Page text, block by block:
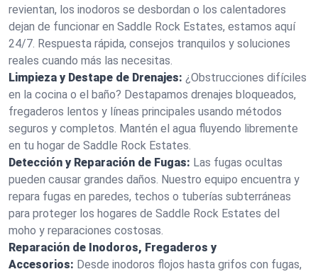
revientan, los inodoros se desbordan o los calentadores
dejan de funcionar en Saddle Rock Estates, estamos aquí
24/7. Respuesta rápida, consejos tranquilos y soluciones
reales cuando más las necesitas.
Limpieza y Destape de Drenajes: ¿Obstrucciones difíciles
en la cocina o el baño? Destapamos drenajes bloqueados,
fregaderos lentos y líneas principales usando métodos
seguros y completos. Mantén el agua fluyendo libremente
en tu hogar de Saddle Rock Estates.
Detección y Reparación de Fugas: Las fugas ocultas
pueden causar grandes daños. Nuestro equipo encuentra y
repara fugas en paredes, techos o tuberías subterráneas
para proteger los hogares de Saddle Rock Estates del
moho y reparaciones costosas.
Reparación de Inodoros, Fregaderos y
Accesorios: Desde inodoros flojos hasta grifos con fugas,